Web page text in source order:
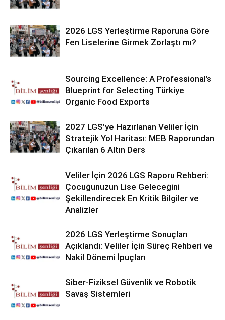
2026 LGS Yerleştirme Raporuna Göre
Fen Liselerine Girmek Zorlaştı mı?
Sourcing Excellence: A Professional’s
Blueprint for Selecting Türkiye
Organic Food Exports
2027 LGS’ye Hazırlanan Veliler İçin
Stratejik Yol Haritası: MEB Raporundan
Çıkarılan 6 Altın Ders
Veliler İçin 2026 LGS Raporu Rehberi:
Çocuğunuzun Lise Geleceğini
Şekillendirecek En Kritik Bilgiler ve
Analizler
2026 LGS Yerleştirme Sonuçları
Açıklandı: Veliler İçin Süreç Rehberi ve
Nakil Dönemi İpuçları
Siber-Fiziksel Güvenlik ve Robotik
Savaş Sistemleri